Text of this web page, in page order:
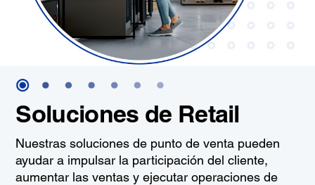
Soluciones de Retail
Nuestras soluciones de punto de venta pueden
ayudar a impulsar la participación del cliente,
aumentar las ventas y ejecutar operaciones de